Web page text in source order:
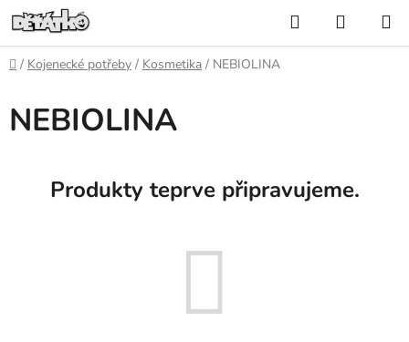
Přejít
na
obsah
Hledat
KOŠÍK
Domů
/ Kojenecké potřeby / Kosmetika / NEBIOLINA
NEBIOLINA
Produkty teprve připravujeme.